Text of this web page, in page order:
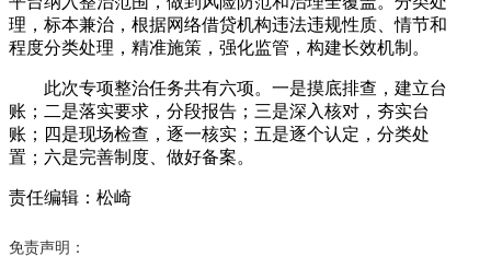
理，标本兼治，根据网络借贷机构违法违规性质、情节和
程度分类处理，精准施策，强化监管，构建长效机制。
此次专项整治任务共有六项。一是摸底排查，建立台
账；二是落实要求，分段报告；三是深入核对，夯实台
账；四是现场检查，逐一核实；五是逐个认定，分类处
置；六是完善制度、做好备案。
责任编辑：松崎
免责声明：